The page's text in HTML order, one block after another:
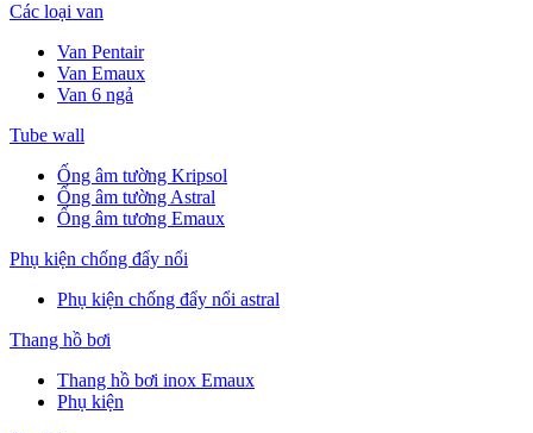
Các loại van
Van Pentair
Van Emaux
Van 6 ngả
Tube wall
Ống âm tường Kripsol
Ống âm tường Astral
Ống âm tương Emaux
Phụ kiện chống đẩy nổi
Phụ kiện chống đẩy nổi astral
Thang hồ bơi
Thang hồ bơi inox Emaux
Phụ kiện